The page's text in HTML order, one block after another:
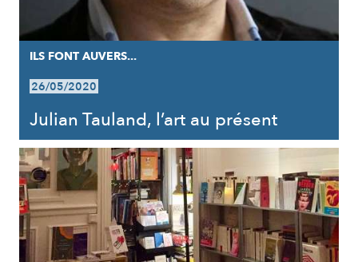
ILS FONT AUVERS...
26/05/2020
Julian Tauland, l’art au présent